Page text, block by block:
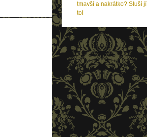
tmavší a nakrátko? Sluší jí
to!